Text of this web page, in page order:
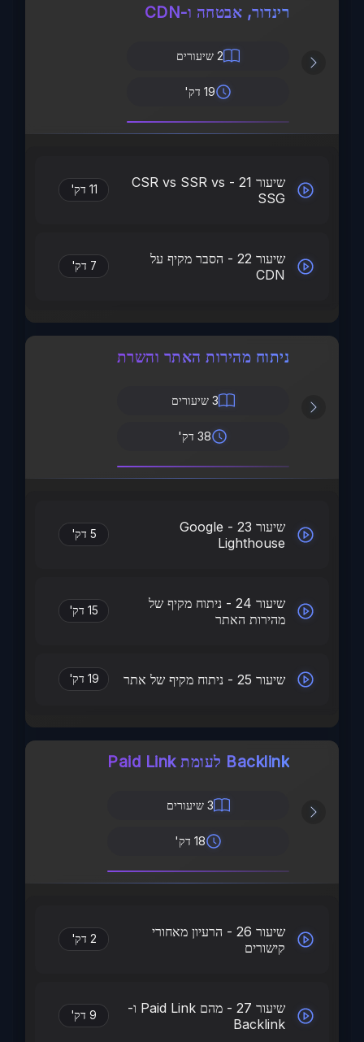
רינדור, אבטחה ו-CDN
2 שיעורים
19 דק'
שיעור 21 - CSR vs SSR vs
SSG
11 דק'
שיעור 22 - הסבר מקיף על
CDN
7 דק'
ניתוח מהירות האתר והשרת
3 שיעורים
38 דק'
שיעור 23 - Google
Lighthouse
5 דק'
שיעור 24 - ניתוח מקיף של
מהירות האתר
15 דק'
שיעור 25 - ניתוח מקיף של אתר 19 דק'
Backlink לעומת Paid Link
3 שיעורים
18 דק'
שיעור 26 - הרעיון מאחורי
קישורים
2 דק'
שיעור 27 - מהם Paid Link ו-
Backlink
9 דק'